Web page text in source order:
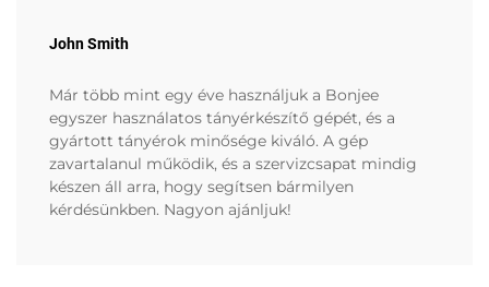
John Smith
Már több mint egy éve használjuk a Bonjee
egyszer használatos tányérkészítő gépét, és a
gyártott tányérok minősége kiváló. A gép
zavartalanul működik, és a szervizcsapat mindig
készen áll arra, hogy segítsen bármilyen
kérdésünkben. Nagyon ajánljuk!